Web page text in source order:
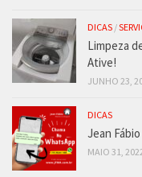
DICAS /
Limpeza
Ative!
JUNHO 23,
DICAS
Jean
MAIO 31,